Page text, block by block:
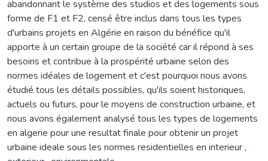
abandonnant le système des studios et des logements sous
forme de F1 et F2, censé être inclus dans tous les types
d'urbains projets en Algérie en raison du bénéfice qu'il
apporte à un certain groupe de la société car il répond à ses
besoins et contribue à la prospérité urbaine selon des
normes idéales de logement et c'est pourquoi nous avons
étudié tous les détails possibles, qu'ils soient historiques,
actuels ou futurs, pour le moyens de construction urbaine, et
nous avons également analysé tous les types de logements
en algerie pour une resultat finale pour obtenir un projet
urbaine ideale sous les normes residentielles en interieur ,